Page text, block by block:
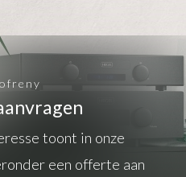
toont in onze
een offerte aan